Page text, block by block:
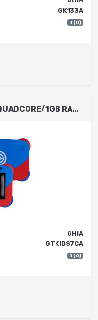
GK133A
0 (0)
TABLET GHIA 7 KIDS/A50 QUADCORE/1GB RAM/16GB /2CAM/WIFI/BLUETOOTH/2500MAH/ANDROID 9 /AZUL
GHIA
GTKIDS7CA
0 (0)